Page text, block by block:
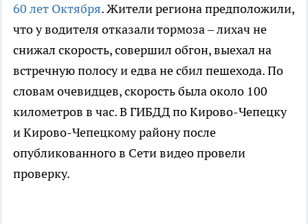
60 лет Октября. Жители региона предположили,
что у водителя отказали тормоза – лихач не
снижал скорость, совершил обгон, выехал на
встречную полосу и едва не сбил пешехода. По
словам очевидцев, скорость была около 100
километров в час. В ГИБДД по Кирово-Чепецку
и Кирово-Чепецкому району после
опубликованного в Сети видео провели
проверку.